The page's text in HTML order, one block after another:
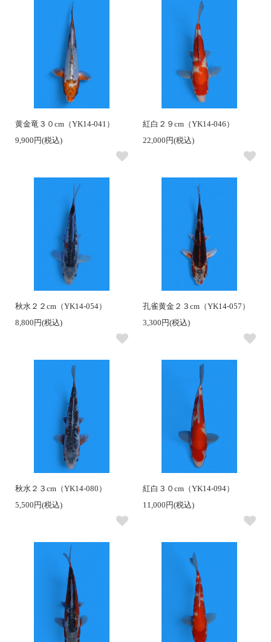
黄金竜３０cm（YK14-041）
9,900円(税込)
紅白２９cm（YK14-046）
22,000円(税込)
秋水２２cm（YK14-054）
8,800円(税込)
孔雀黄金２３cm（YK14-057）
3,300円(税込)
秋水２３cm（YK14-080）
5,500円(税込)
紅白３０cm（YK14-094）
11,000円(税込)